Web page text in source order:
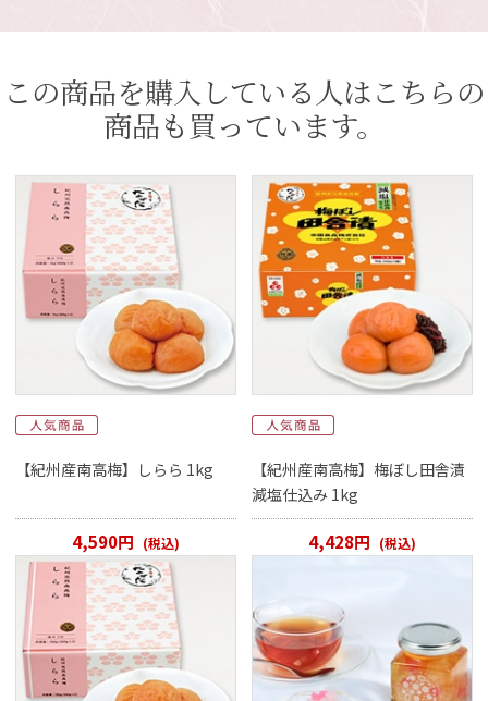
この商品を購入している人はこちらの
商品も買っています。
【紀州産南高梅】しらら 1kg
4,590円 (税込)
【紀州産南高梅】梅ぼし田舎漬
減塩仕込み 1kg
4,428円 (税込)